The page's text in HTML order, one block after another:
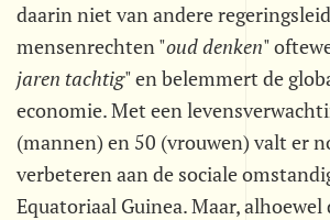
daarin niet van andere
mensenrechten "oud denken"
jaren tachtig" en belemmert de
economie. Met een
(mannen) en 50 (vrouwen) valt er
verbeteren aan de sociale
Equatoriaal Guinea. Maar,